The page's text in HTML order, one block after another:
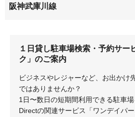
出屋敷
武庫川
阪神武庫川線
１日貸し駐車場検索・予約サー
ク」のご案内
ビジネスやレジャーなど、お出かけ
ではありませんか？
1日〜数日の短期間利用できる駐車
Directの関連サービス「ワンデイパ